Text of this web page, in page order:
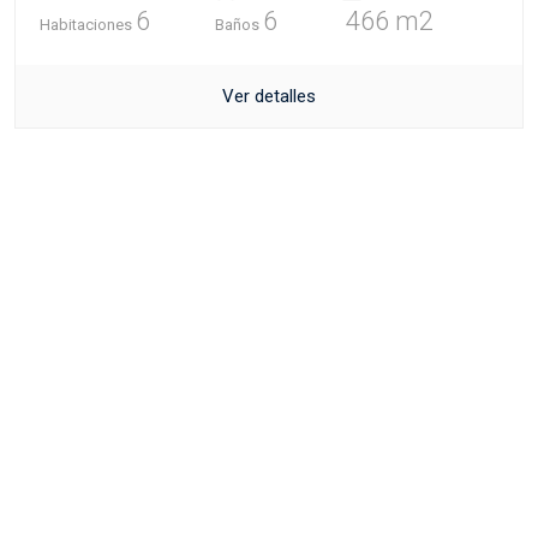
Habitaciones 6 Baños 6 466 m2
Ver detalles